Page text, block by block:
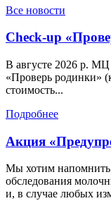
Все новости
Check-up
В августе 2026 р. МЦ
«Проверь родинки»
стоимость...
Подробнее
Акция
Мы хотим напомнить
обследования
и, в случае любых